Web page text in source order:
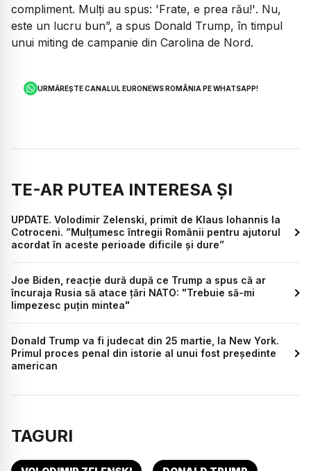
compliment. Mulți au spus: 'Frate, e prea rău!'. Nu,
este un lucru bun”, a spus Donald Trump, în timpul
unui miting de campanie din Carolina de Nord.
URMĂREȘTE CANALUL EURONEWS ROMÂNIA PE WHATSAPP!
TE-AR PUTEA INTERESA ȘI
UPDATE. Volodimir Zelenski, primit de Klaus Iohannis la
Cotroceni. ”Mulțumesc întregii Românii pentru ajutorul
acordat în aceste perioade dificile și dure”
Joe Biden, reacție dură după ce Trump a spus că ar
încuraja Rusia să atace țări NATO: "Trebuie să-mi
limpezesc puțin mintea"
Donald Trump va fi judecat din 25 martie, la New York.
Primul proces penal din istorie al unui fost președinte
american
TAGURI